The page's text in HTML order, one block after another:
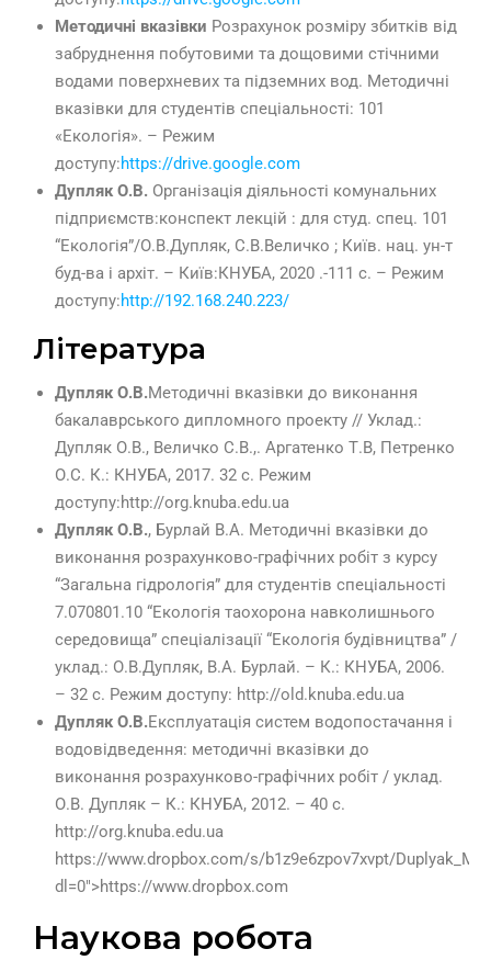
Методичні вказівки Розрахунок розміру збитків від
забруднення побутовими та дощовими стічними
водами поверхневих та підземних вод. Методичні
вказівки для студентів спеціальності: 101
«Екологія». – Режим
доступу:https://drive.google.com
Дупляк О.В. Організація діяльності комунальних
підприємств:конспект лекцій : для студ. спец. 101
“Екологія”/О.В.Дупляк, С.В.Величко ; Київ. нац. ун-т
буд-ва і архіт. – Київ:КНУБА, 2020 .-111 с. – Режим
доступу:http://192.168.240.223/
Література
Дупляк О.В.Методичні вказівки до виконання
бакалаврського дипломного проекту // Уклад.:
Дупляк О.В., Величко С.В.,. Аргатенко Т.В, Петренко
О.С. К.: КНУБА, 2017. 32 с. Режим
доступу:http://org.knuba.edu.ua
Дупляк О.В., Бурлай В.А. Методичні вказівки до
виконання розрахунково-графічних робіт з курсу
“Загальна гідрологія” для студентів спеціальності
7.070801.10 “Екологія таохорона навколишнього
середовища” спеціалізації “Екологія будівництва” /
уклад.: О.В.Дупляк, В.А. Бурлай. – К.: КНУБА, 2006.
– 32 с. Режим доступу: http://old.knuba.edu.ua
Дупляк О.В.Експлуатація систем водопостачання і
водовідведення: методичні вказівки до
виконання розрахунково-графічних робіт / уклад.
О.В. Дупляк – К.: КНУБА, 2012. – 40 с.
http://org.knuba.edu.ua
https://www.dropbox.com/s/b1z9e6zpov7xvpt/
dl=0″>https://www.dropbox.com
Наукова робота